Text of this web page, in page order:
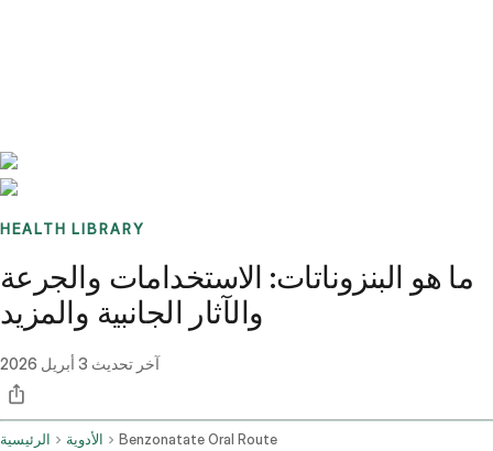
HEALTH LIBRARY
ما هو البنزوناتات: الاستخدامات والجرعة
والآثار الجانبية والمزيد
آخر تحديث 3 أبريل 2026
الرئيسية الأدوية Benzonatate Oral Route